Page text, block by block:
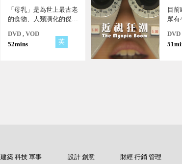
「母乳」是為世上最古老
的食物、人類演化的傑
造出能與其媲美的嬰兒食
品。
DVD , VOD
52mins
英
目前
眾有
輕人
成某
DVD
建築 科技 軍事 設計 創意 財經 行銷 管理